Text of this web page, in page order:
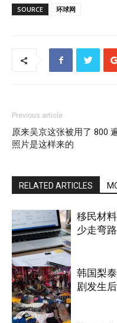
SOURCE 环球网
Previous article
原来吴京这张被用了 800
照片是这样来的
RELATED ARTICLES
国际
移民材
少走弯路
韩国梨
剧发生